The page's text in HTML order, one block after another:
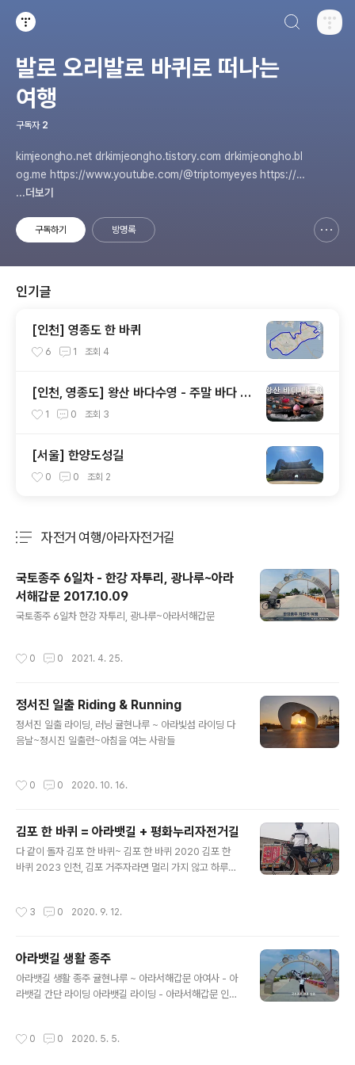
발로 오리발로 바퀴로 떠나는
여행
구독자 2
kimjeongho.net drkimjeongho.tistory.com drkimjeongho.bl
og.me https://www.youtube.com/@triptomyeyes https://w
ww.instagram.com/iamultrasuperman maplay.net
...더보기
구독하기 방명록
인기글
[인천] 영종도 한 바퀴
6 1 조회 4
[인천, 영종도] 왕산 바다수영 - 주말 바다 나
들이1 0 조회 3
[서울] 한양도성길
0 0 조회 2
자전거 여행/아라자전거길
국토종주 6일차 - 한강 자투리, 광나루~아라
서해갑문 2017.10.09
국토종주 6일차 한강 자투리, 광나루~아라서해갑문
0 0 2021. 4. 25.
정서진 일출 Riding & Running
정서진 일출 라이딩, 러닝 귤현나루 ~ 아라빛섬 라이딩 다
음날~정시진 일출런~아침을 여는 사람들
0 0 2020. 10. 16.
김포 한 바퀴 = 아라뱃길 + 평화누리자전거길
다 같이 돌자 김포 한 바퀴~ 김포 한 바퀴 2020 김포 한
바퀴 2023 인천, 김포 거주자라면 멀리 가지 않고 하루에
넘어오시길 추천한다. 팔당 양평쪽 만큼이나 한강 서쪽길
2코스 합류 3. 김포생태공원 4. 전류리포구 (전류리 포구
지나 대명포구 까지 보급이 어려우므로 충분한 물과 쪼꼬
바를 준비 바람) 5. 후평리 쉼터 6. 애기봉 7. 조강저수지
1..
3 0 2020. 9. 12.
아라뱃길 생활 종주
아라뱃길 생활 종주 귤현나루 ~ 아라서해갑문 아여사 - 아
라뱃길 간단 라이딩 아라뱃길 라이딩 - 아라서해갑문 인증
0 0 2020. 5. 5.